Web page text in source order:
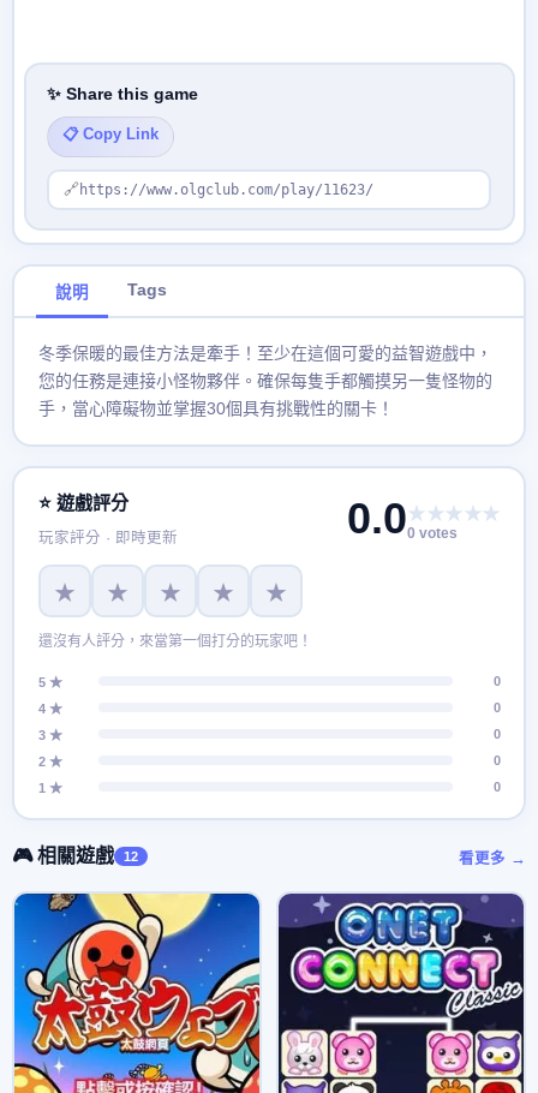
✨ Share this game
📋 Copy Link
🔗 https://www.olgclub.com/play/11623/
說明 Tags
冬季保暖的最佳方法是牽手！至少在這個可愛的益智遊戲中，
您的任務是連接小怪物夥伴。確保每隻手都觸摸另一隻怪物的
手，當心障礙物並掌握30個具有挑戰性的關卡！
⭐ 遊戲評分
玩家評分 · 即時更新 0.0★★★★★
0 votes
★ ★ ★ ★ ★
還沒有人評分，來當第一個打分的玩家吧！
5 ★
0
4 ★
0
3 ★
0
2 ★
0
1 ★
0
🎮 相關遊戲 12 看更多 →